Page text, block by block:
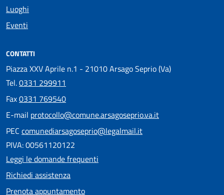
Luoghi
Eventi
CONTATTI
Piazza XXV Aprile n.1 - 21010 Arsago Seprio (Va)
Tel.0331 299911
Fax0331 769540
E-mail protocollo@comune.arsagoseprio.va.it
PEC comunediarsagoseprio@legalmail.it
PIVA: 00561120122
Leggi le domande frequenti
Richiedi assistenza
Prenota appuntamento